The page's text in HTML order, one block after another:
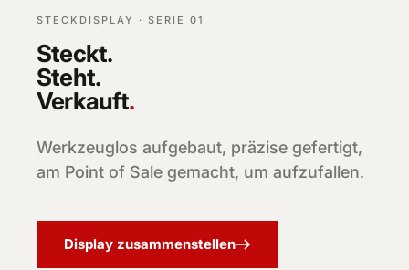
STECKDISPLAY · SERIE 01
Steckt.
Steht.
Verkauft.
Werkzeuglos aufgebaut, präzise gefertigt,
am Point of Sale gemacht, um aufzufallen.
Display zusammenstellen